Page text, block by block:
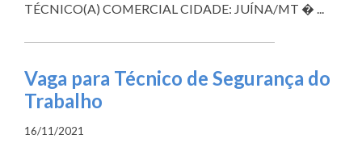
TÉCNICO(A) COMERCIAL CIDADE: JUÍNA/MT � ...
Vaga para Técnico de Segurança do
Trabalho
16/11/2021